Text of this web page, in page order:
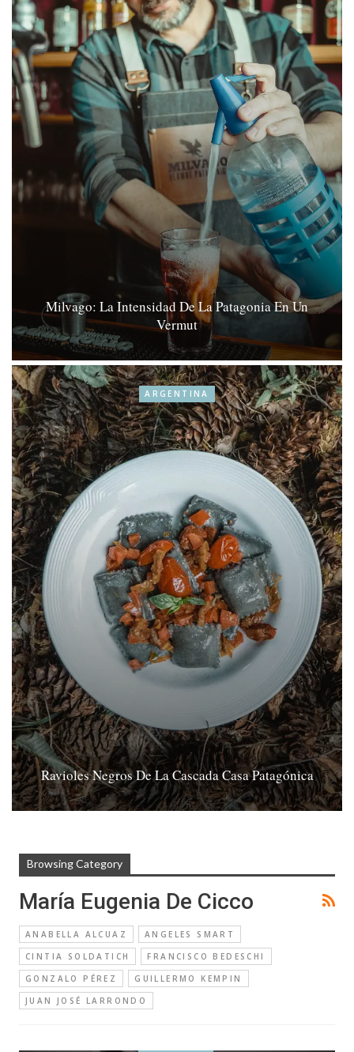
Milvago: La Intensidad De La Patagonia En Un
Vermut
ARGENTINA
Ravioles Negros De La Cascada Casa Patagónica
Browsing Category
María Eugenia De Cicco
ANABELLA ALCUAZ
ANGELES SMART
CINTIA SOLDATICH
FRANCISCO BEDESCHI
GONZALO PÉREZ
GUILLERMO KEMPIN
JUAN JOSÉ LARRONDO